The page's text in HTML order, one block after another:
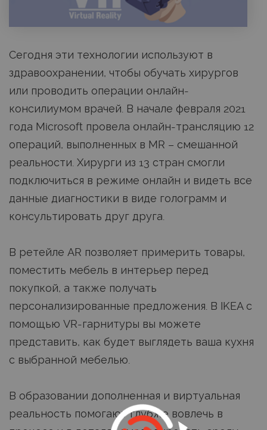
Сегодня эти технологии используют в
здравоохранении, чтобы обучать хирургов
или проводить операции онлайн-
консилиумом врачей. В начале февраля 2021
года Microsoft провела онлайн-трансляцию 12
операций, выполненных в MR – смешанной
реальности. Хирурги из 13 стран смогли
подключиться в режиме онлайн и видеть все
данные диагностики в виде голограмм и
консультировать друг друга.
В ретейле AR позволяет примерить товары,
поместить мебель в интерьер перед
покупкой, а также получать
персонализированные предложения. В IKEA с
помощью VR-гарнитуры вы можете
представить, как будет выглядеть ваша кухня
с выбранной мебелью.
В образовании дополненная и виртуальная
реальность помогают глубже вовлечь в